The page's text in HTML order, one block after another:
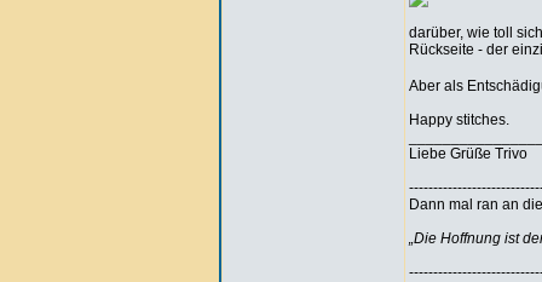
darüber, wie toll
Rückseite - der
Aber als
Happy stitches.
Liebe Grüße Trivo
Dann mal ran an
„Die Hoffnung ist